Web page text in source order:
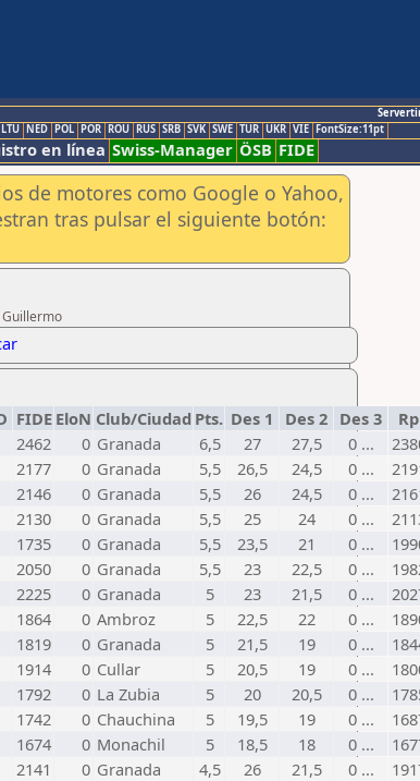
LTU NED POL POR ROU RUS SRB SVK SWE TUR UKR VIE FontSize:11pt
en línea Swiss-Manager ÖSB FIDE
de motores como Google o Yahoo,
tras pulsar el siguiente botón:
Guillermo
FIDE EloN Club/Ciudad Pts. Des 1 Des 2 Des 3 Rp
2462 0 Granada 6,5 27 27,5 0 ...
2177 0 Granada 5,5 26,5 24,5 0 ...
2146 0 Granada 5,5 26 24,5 0 ...
2130 0 Granada 5,5 25 24 0 ...
1735 0 Granada 5,5 23,5 21 0 ...
2050 0 Granada 5,5 23 22,5 0 ...
2225 0 Granada 5 23 21,5 0 ...
1864 0 Ambroz 5 22,5 22 0 ...
1819 0 Granada 5 21,5 19 0 ...
1914 0 Cullar 5 20,5 19 0 ...
1792 0 La Zubia 5 20 20,5 0 ...
1742 0 Chauchina 5 19,5 19 0 ...
1674 0 Monachil 5 18,5 18 0 ...
2141 0 Granada 4,5 26 21,5 0 ...